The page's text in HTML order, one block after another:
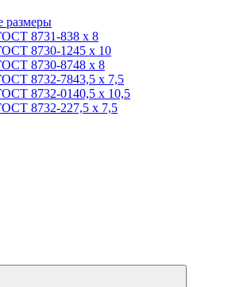
размеры
8731-838 x 8
8730-1245 x 10
8730-8748 x 8
8732-7843,5 x 7,5
8732-0140,5 x 10,5
8732-227,5 x 7,5